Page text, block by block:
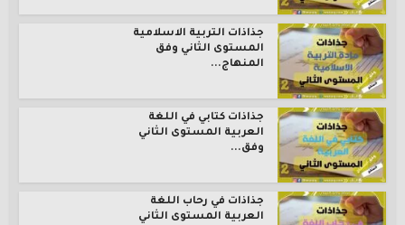
جذاذات التربية الاسلامية
المستوى الثاني وفق
المنهاج...
جذاذات كتابي في اللغة
العربية المستوى الثاني
وفق...
جذاذات في رحاب اللغة
العربية المستوى الثاني